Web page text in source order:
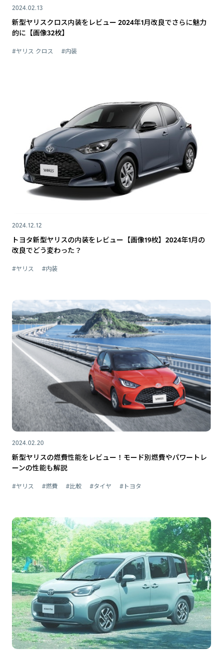
2024.02.13
新型ヤリスクロス内装をレビュー 2024年1月改良でさらに魅力
的に【画像32枚】
#ヤリス クロス #内装
2024.12.12
トヨタ新型ヤリスの内装をレビュー【画像19枚】2024年1月の
改良でどう変わった？
#ヤリス #内装
2024.02.20
新型ヤリスの燃費性能をレビュー！モード別燃費やパワートレ
ーンの性能も解説
#ヤリス #燃費 #比較 #タイヤ #トヨタ